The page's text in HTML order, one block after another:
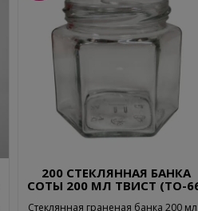
200 СТЕКЛЯННАЯ БАНКА
СОТЫ 200 МЛ ТВИСТ (ТО-
Стеклянная граненая банка 200